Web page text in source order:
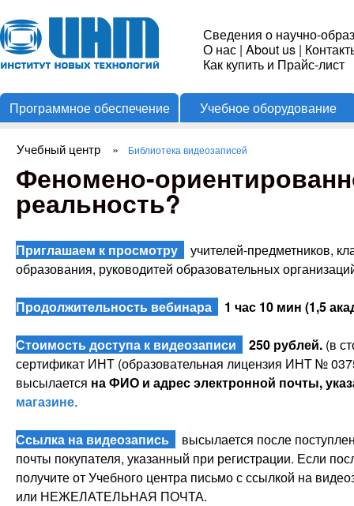
Институт
Новых
Технологий
Сведения о научно-
О нас | About us |
Как купить и Прайс-лист
Программное обеспечение Учебное оборудование
Вы здесь
Учебный центр » Библиотека видеозаписей
Феномено-
реальность?
Приглашаем к просмотру
учителей-предметников,
образования, руководитей образовательных
Продолжительность вебинара 1 час 10 мин (1,5
Стоимость доступа к видеозаписи 250 рублей. (в
сертификат ИНТ (образовательная лицензия ИНТ №
высылается на ФИО и адрес электронной почты,
магазине.
Ссылка на видеозапись
высылается после
почты покупателя, указанный при регистрации. Если
получите от Учебного центра письмо с ссылкой на
или НЕЖЕЛАТЕЛЬНАЯ ПОЧТА.